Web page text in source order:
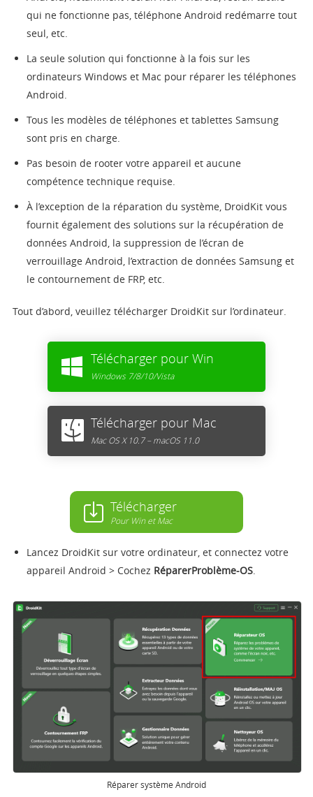
qui ne fonctionne pas, téléphone Android redémarre tout
seul, etc.
La seule solution qui fonctionne à la fois sur les
ordinateurs Windows et Mac pour réparer les téléphones
Android.
Tous les modèles de téléphones et tablettes Samsung
sont pris en charge.
Pas besoin de rooter votre appareil et aucune
compétence technique requise.
À l’exception de la réparation du système, DroidKit vous
fournit également des solutions sur la récupération de
données Android, la suppression de l’écran de
verrouillage Android, l’extraction de données Samsung et
le contournement de FRP, etc.
Tout d’abord, veuillez télécharger DroidKit sur l’ordinateur.
Télécharger pour Win
Windows 7/8/10/Vista
Télécharger pour Mac
Mac OS X 10.7 – macOS 11.0
Télécharger
Pour Win et Mac
Lancez DroidKit sur votre ordinateur, et connectez votre
appareil Android > Cochez RéparerProblème-OS.
Réparer système Android